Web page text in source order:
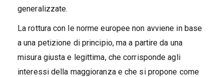
generalizzate.
La rottura con le norme europee non avviene in base
a una petizione di principio, ma a partire da una
misura giusta e legittima, che corrisponde agli
interessi della maggioranza e che si propone come